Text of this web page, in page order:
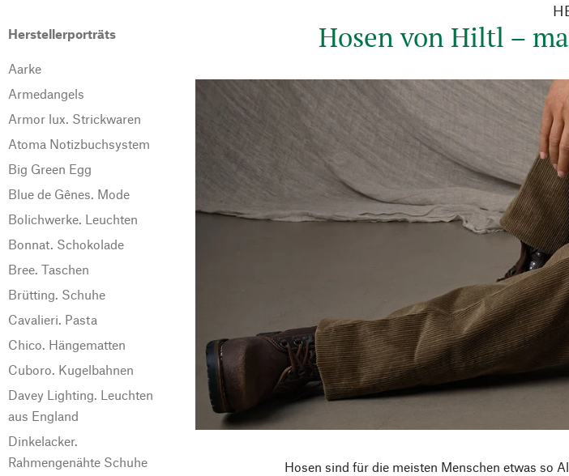
Herstellerporträts
Aarke
Armedangels
Armor lux. Strickwaren
Atoma Notizbuchsystem
Big Green Egg
Blue de Gênes. Mode
Bolichwerke. Leuchten
Bonnat. Schokolade
Bree. Taschen
Brütting. Schuhe
Cavalieri. Pasta
Chico. Hängematten
Cuboro. Kugelbahnen
Davey Lighting. Leuchten
aus England
Dinkelacker.
Rahmengenähte Schuhe
Hosen von Hiltl –
Hosen sind für die meisten Menschen etwas so